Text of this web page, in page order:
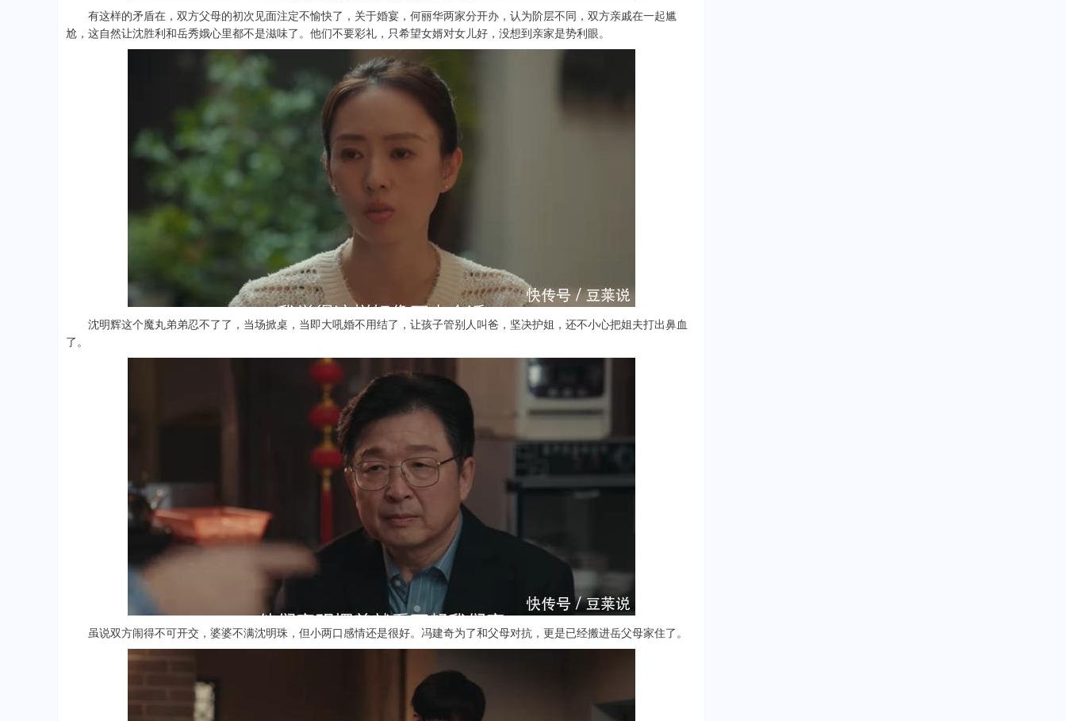
有这样的矛盾在，双方父母的初次见面注定不愉快了，关于婚宴，何丽华两家分开办，认为阶层不同，双方亲戚在一起尴
尬，这自然让沈胜利和岳秀娥心里都不是滋味了。他们不要彩礼，只希望女婿对女儿好，没想到亲家是势利眼。
沈明辉这个魔丸弟弟忍不了了，当场掀桌，当即大吼婚不用结了，让孩子管别人叫爸，坚决护姐，还不小心把姐夫打出鼻血
了。
虽说双方闹得不可开交，婆婆不满沈明珠，但小两口感情还是很好。冯建奇为了和父母对抗，更是已经搬进岳父母家住了。